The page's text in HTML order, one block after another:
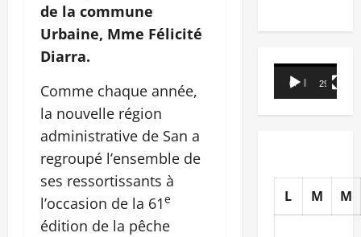
de la commune
Urbaine, Mme Félicité
Diarra.
Comme chaque année,
la nouvelle région
administrative de San a
regroupé l’ensemble de
ses ressortissants à
l’occasion de la 61e
édition de la pêche
Lecteur
vidéo
00:00 29:21
L M M